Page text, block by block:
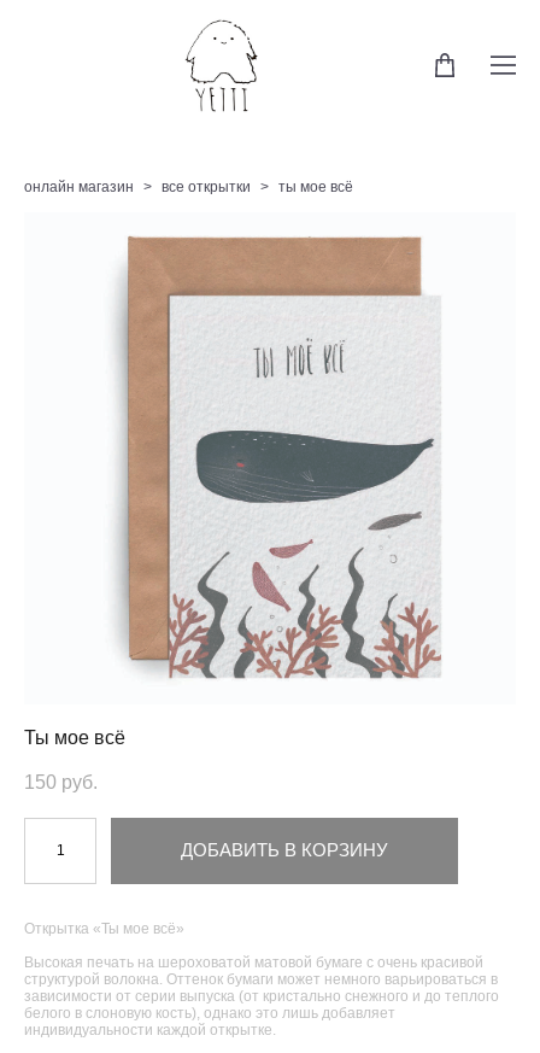
онлайн магазин > все открытки > ты мое всё
Ты мое всё
150 pуб.
ДОБАВИТЬ В КОРЗИНУ
Открытка «Ты мое всё»
Высокая печать на шероховатой матовой бумаге с очень красивой
структурой волокна. Оттенок бумаги может немного варьироваться в
зависимости от серии выпуска (от кристально снежного и до теплого
белого в слоновую кость), однако это лишь добавляет
индивидуальности каждой открытке.